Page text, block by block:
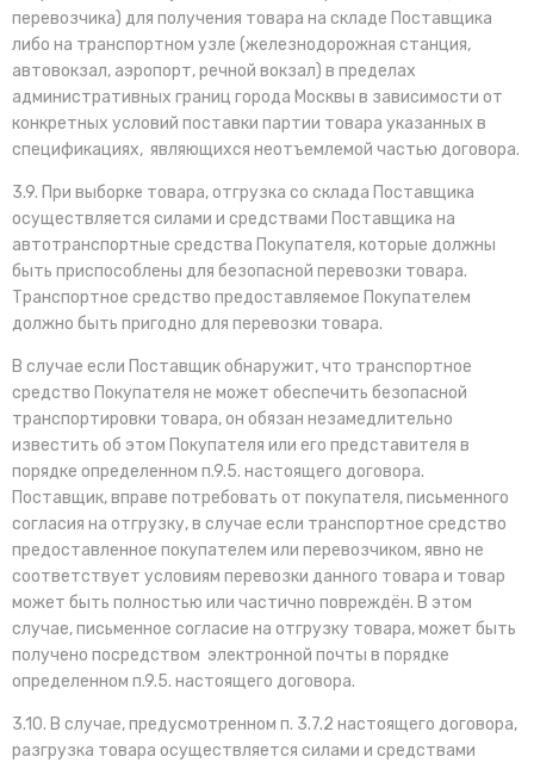
перевозчика) для получения товара на складе Поставщика
либо на транспортном узле (железнодорожная станция,
автовокзал, аэропорт, речной вокзал) в пределах
административных границ города Москвы в зависимости от
конкретных условий поставки партии товара указанных в
спецификациях, являющихся неотъемлемой частью договора.
3.9. При выборке товара, отгрузка со склада Поставщика
осуществляется силами и средствами Поставщика на
автотранспортные средства Покупателя, которые должны
быть приспособлены для безопасной перевозки товара.
Транспортное средство предоставляемое Покупателем
должно быть пригодно для перевозки товара.
В случае если Поставщик обнаружит, что транспортное
средство Покупателя не может обеспечить безопасной
транспортировки товара, он обязан незамедлительно
известить об этом Покупателя или его представителя в
порядке определенном п.9.5. настоящего договора.
Поставщик, вправе потребовать от покупателя, письменного
согласия на отгрузку, в случае если транспортное средство
предоставленное покупателем или перевозчиком, явно не
соответствует условиям перевозки данного товара и товар
может быть полностью или частично повреждён. В этом
случае, письменное согласие на отгрузку товара, может быть
получено посредством электронной почты в порядке
определенном п.9.5. настоящего договора.
3.10. В случае, предусмотренном п. 3.7.2 настоящего договора,
разгрузка товара осуществляется силами и средствами